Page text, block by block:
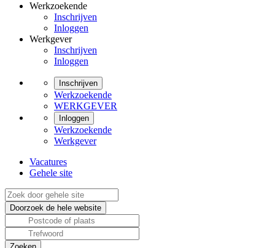
Werkzoekende
Inschrijven
Inloggen
Werkgever
Inschrijven
Inloggen
Inschrijven
Werkzoekende
WERKGEVER
Inloggen
Werkzoekende
Werkgever
Vacatures
Gehele site